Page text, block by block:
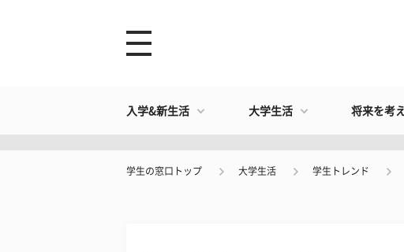
入学&新生活 大学生活 将来を考
学生の窓口トップ 大学生活 学生トレンド